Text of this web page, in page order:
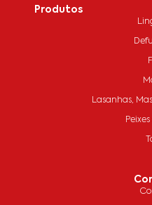
Produtos
Lasanhas,